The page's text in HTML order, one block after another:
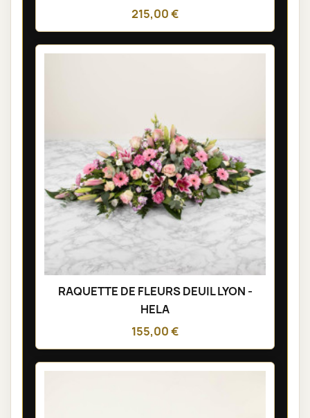
215,00 €
RAQUETTE DE FLEURS DEUIL LYON -
HELA
155,00 €